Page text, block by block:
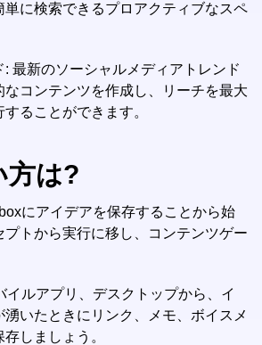
単に検索できるプロアクティブなスペ
: 最新のソーシャルメディアトレンド
なコンテンツを作成し、リーチを最大
ることができます。
方は?
にアイデアを保存することから始
トから実行に移し、コンテンツゲー
イルアプリ、デスクトップから、イ
湧いたときにリンク、メモ、ボイスメ
しましょう。